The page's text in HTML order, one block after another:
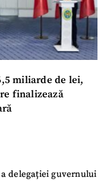
miliarde de lei,
finalizează
delegației guvernului